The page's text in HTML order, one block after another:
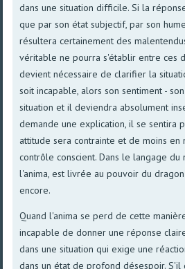
dans une situation difficile. Si la
que par son état subjectif, par son
résultera certainement des
véritable ne pourra s'établir entre ces
devient nécessaire de clarifier la
soit incapable, alors son sentiment -
situation et il deviendra absolument
demande une explication, il se sentira
attitude sera contrainte et de moins en
contrôle conscient. Dans le langage
l'anima, est livrée au pouvoir du
encore.
Quand l'anima se perd de cette
incapable de donner une réponse
dans une situation qui exige une
dans un état de profond désespoir. S'il